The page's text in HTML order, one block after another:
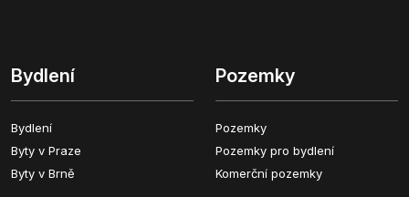
Bydlení
Bydlení
Byty v Praze
Byty v Brně
Pozemky
Pozemky
Pozemky pro bydlení
Komerční pozemky